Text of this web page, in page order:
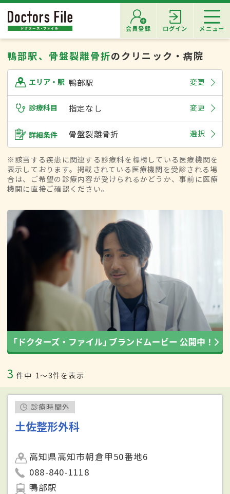
会員登録 ログイン メニュー
鴨部駅、骨盤裂離骨折のクリニック・病院
エリア・駅 鴨部駅 変更
診療科目 指定なし 変更
詳細条件 骨盤裂離骨折 選択
※該当する疾患に関連する診療科を標榜している医療機関を
表示しております。掲載されている医療機関を受診される場
合は、ご希望の診療内容が受けられるかどうか、事前に医療
機関に直接ご確認ください。
3 件中 1〜3件を表示
診療時間外
土佐整形外科
高知県高知市朝倉甲50番地6
088-840-1118
鴨部駅